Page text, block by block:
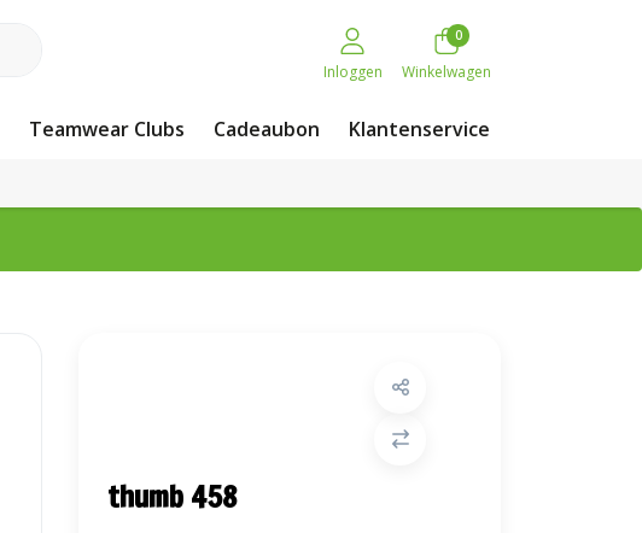
Inloggen
0
Winkelwagen
Teamwear Clubs Cadeaubon Klantenservice
thumb 458